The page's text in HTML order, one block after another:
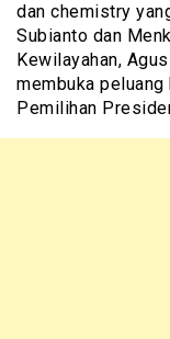
dan chemistry
Subianto dan
Kewilayahan,
membuka
Pemilihan